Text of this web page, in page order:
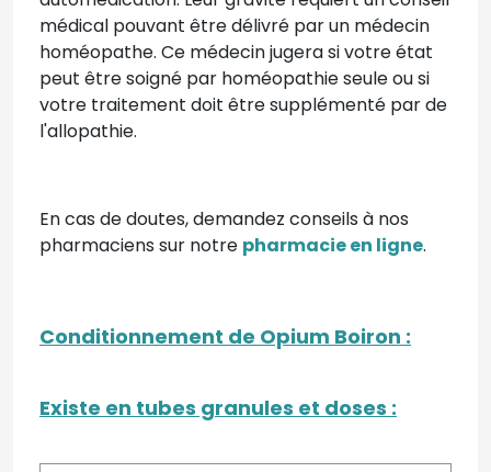
médical pouvant être délivré par un médecin
homéopathe. Ce médecin jugera si votre état
peut être soigné par homéopathie seule ou si
votre traitement doit être supplémenté par de
l'allopathie.
En cas de doutes, demandez conseils à nos
pharmaciens sur notre pharmacie en ligne.
Conditionnement de Opium Boiron :
Existe en tubes granules et doses :